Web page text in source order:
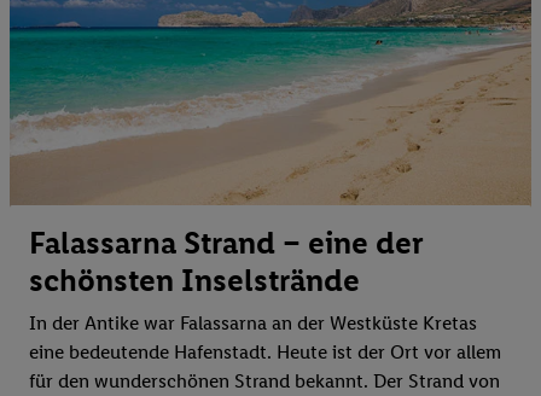
Falassarna Strand – eine der
schönsten Inselstrände
In der Antike war Falassarna an der Westküste Kretas
eine bedeutende Hafenstadt. Heute ist der Ort vor allem
für den wunderschönen Strand bekannt. Der Strand von